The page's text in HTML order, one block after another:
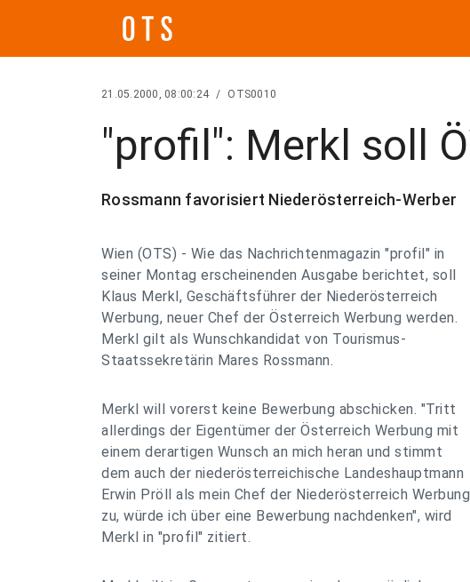
21.05.2000, 08:00:24 / OTS0010
"profil": Merkl soll
Rossmann favorisiert Niederösterreich-Werber
Wien (OTS) - Wie das Nachrichtenmagazin "profil" in
seiner Montag erscheinenden Ausgabe berichtet, soll
Klaus Merkl, Geschäftsführer der Niederösterreich
Werbung, neuer Chef der Österreich Werbung werden.
Merkl gilt als Wunschkandidat von Tourismus-
Staatssekretärin Mares Rossmann.
Merkl will vorerst keine Bewerbung abschicken. "Tritt
allerdings der Eigentümer der Österreich Werbung mit
einem derartigen Wunsch an mich heran und stimmt
dem auch der niederösterreichische Landeshauptmann
Erwin Pröll als mein Chef der Niederösterreich Werbung
zu, würde ich über eine Bewerbung nachdenken", wird
Merkl in "profil" zitiert.